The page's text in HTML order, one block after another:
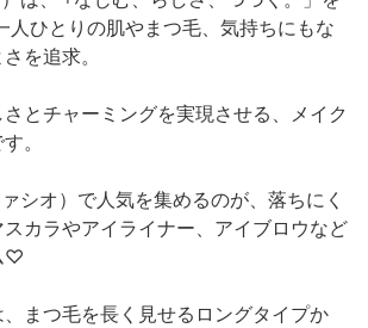
人ひとりの肌やまつ毛、気持ちにもな
を追求。
とチャーミングを実現させる、メイク
。
シオ）で人気を集めるのが、落ちにく
カラやアイライナー、アイブロウなど
♡
まつ毛を長く見せるロングタイプか